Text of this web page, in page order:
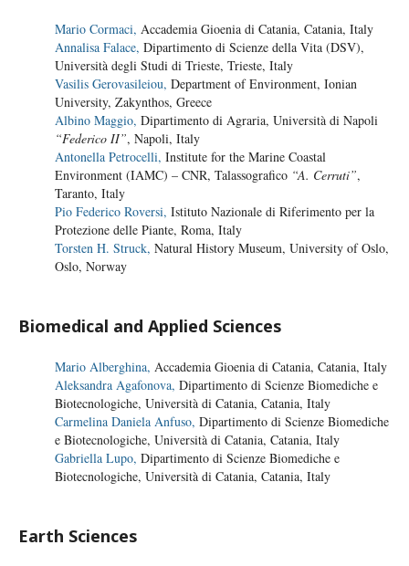
Mario Cormaci, Accademia Gioenia di Catania, Catania, Italy
Annalisa Falace, Dipartimento di Scienze della Vita (DSV),
Università degli Studi di Trieste, Trieste, Italy
Vasilis Gerovasileiou, Department of Environment, Ionian
University, Zakynthos, Greece
Albino Maggio, Dipartimento di Agraria, Università di Napoli
“Federico II”, Napoli, Italy
Antonella Petrocelli, Institute for the Marine Coastal
Environment (IAMC) – CNR, Talassografico “A. Cerruti”,
Taranto, Italy
Pio Federico Roversi, Istituto Nazionale di Riferimento per la
Protezione delle Piante, Roma, Italy
Torsten H. Struck, Natural History Museum, University of Oslo,
Oslo, Norway
Biomedical and Applied Sciences
Mario Alberghina, Accademia Gioenia di Catania, Catania, Italy
Aleksandra Agafonova, Dipartimento di Scienze Biomediche e
Biotecnologiche, Università di Catania, Catania, Italy
Carmelina Daniela Anfuso, Dipartimento di Scienze Biomediche
e Biotecnologiche, Università di Catania, Catania, Italy
Gabriella Lupo, Dipartimento di Scienze Biomediche e
Biotecnologiche, Università di Catania, Catania, Italy
Earth Sciences